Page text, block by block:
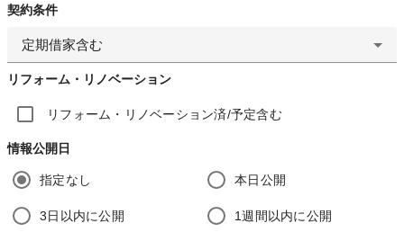
契約条件
定期借家含む
リフォーム・リノベーション
リフォーム・リノベーション済/予定含む
情報公開日
指定なし 本日公開
3日以内に公開 1週間以内に公開